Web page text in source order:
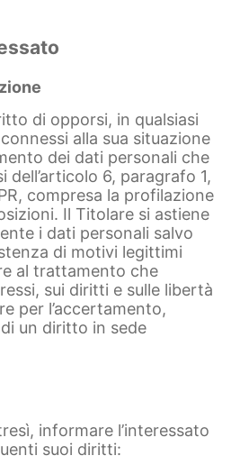
di opporsi, in qualsiasi
alla sua situazione
dei dati personali che
dell’articolo 6, paragrafo 1,
compresa la profilazione
Il Titolare si astiene
i dati personali salvo
di motivi legittimi
al trattamento che
sui diritti e sulle libertà
per l’accertamento,
di un diritto in sede
informare l’interessato
suoi diritti: